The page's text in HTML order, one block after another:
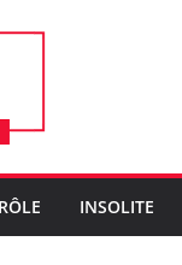
INSOLITE